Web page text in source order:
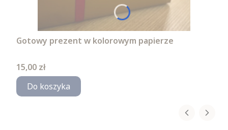
Gotowy prezent w kolorowym papierze
Cena
15,00 zł
Do koszyka